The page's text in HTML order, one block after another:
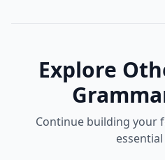
Explore
Continue building your